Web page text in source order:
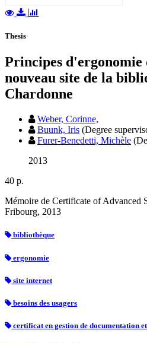
Thesis
Principes d'ergonomie
nouveau site de la
Chardonne
Weber, Corinne,
Buunk, Iris (Degree
Furer-Benedetti, Michèle
2013
40 p.
Mémoire de Certificate of Advanced
Fribourg, 2013
bibliothèque
ergonomie
site internet
besoins des usagers
certificat en gestion de documentation